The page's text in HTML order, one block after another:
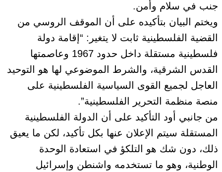
جنب في سلام وأمن.
ويختم البيان بتأكيده على أن الموقف الروسي من
القضية الفلسطينية ثابت لا يتغير: “إقامة دولة
فلسطينية مستقلة داخل حدود 1967 وعاصمتها
القدس الشرقية، والشرط الموضوعي لها هو التوحيد
العاجل لجميع القوى السياسية الفلسطينية على
منصة منظمة التحرير الفلسطينية”.
من جانبي أود التأكيد على أن الدولة الفلسطينية
المستقلة سيتم الإعلان عنها بكل تأكيد، لكن ما يعيق
ذلك، دون شك هو التلكؤ في استعادة الوحدة
الوطنية، وهو ما تستخدمه واشنطن وإسرائيل